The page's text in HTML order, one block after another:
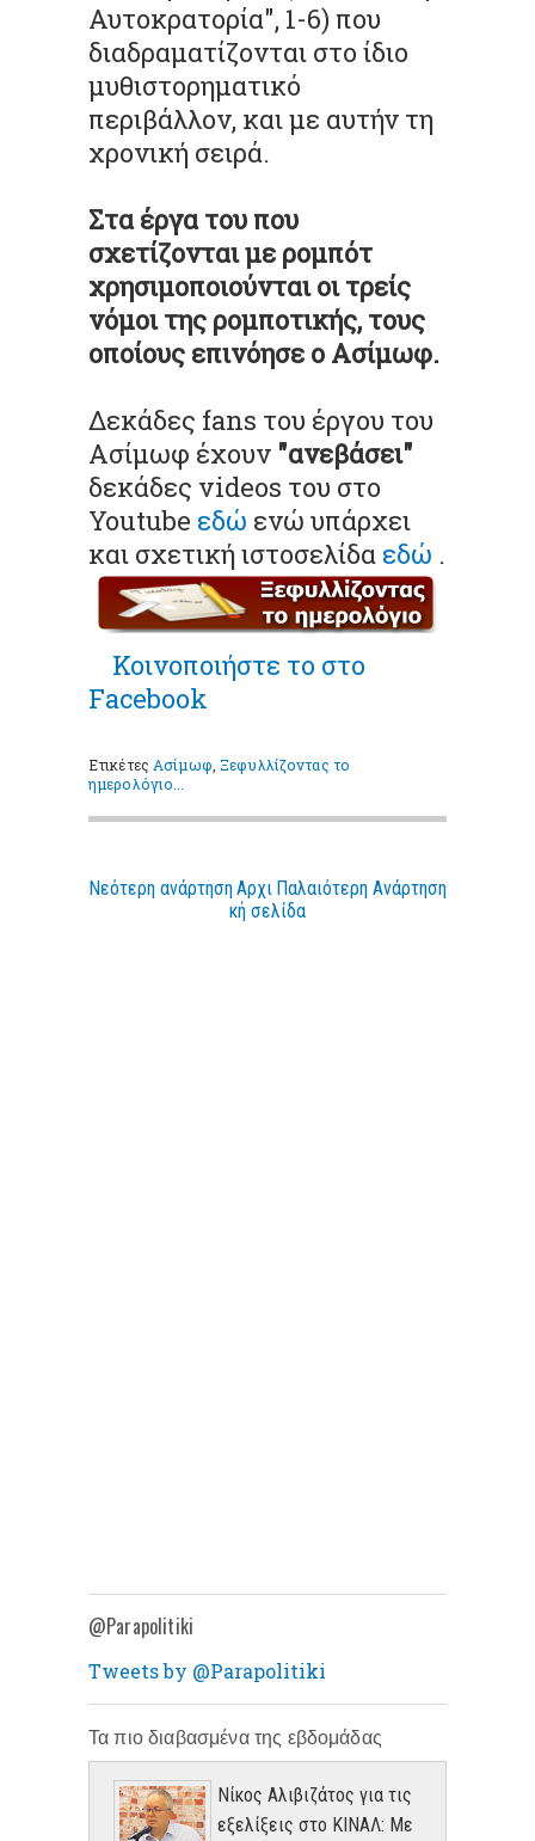
Αυτοκρατορία", 1-6) που
διαδραματίζονται στο ίδιο
μυθιστορηματικό
περιβάλλον, και με αυτήν τη
χρονική σειρά.
Στα έργα του που
σχετίζονται με ρομπότ
χρησιμοποιούνται οι τρείς
νόμοι της ρομποτικής, τους
οποίους επινόησε ο Ασίμωφ.
Δεκάδες fans του έργου του
Ασίμωφ έχουν "ανεβάσει"
δεκάδες videos του στο
Youtube εδώ ενώ υπάρχει
και σχετική ιστοσελίδα εδώ .
Κοινοποιήστε το στο
Facebook
Ετικέτες Ασίμωφ Ξεφυλλίζοντας το
ημερολόγιο...
Νεότερη ανάρτηση Παλαιότερη Ανάρτηση
Αρχι
κή σελίδα
@Parapolitiki
Tweets by @Parapolitiki
Τα πιο διαβασμένα της εβδομάδας
Νίκος Αλιβιζάτος για τις
εξελίξεις στο ΚΙΝΑΛ: Με